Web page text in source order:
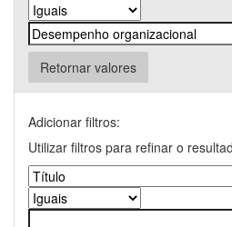
Retornar valores
Adicionar filtros:
Utilizar filtros para refinar o